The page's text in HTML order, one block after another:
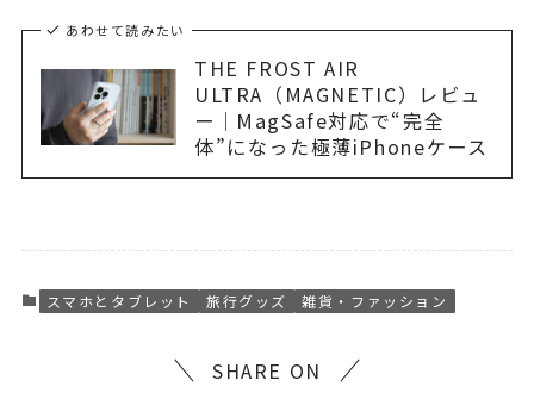
あわせて読みたい
THE FROST AIR
ULTRA（MAGNETIC）レビュ
ー｜MagSafe対応で“完全
体”になった極薄iPhoneケース
スマホとタブレット 旅行グッズ 雑貨・ファッション
SHARE ON